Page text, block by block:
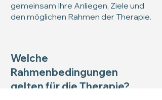
gemeinsam Ihre Anliegen, Ziele und
den möglichen Rahmen der Therapie.
Welche
Rahmenbedingungen
gelten für die Therapie?